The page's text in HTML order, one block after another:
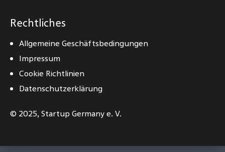
Rechtliches
Allgemeine Geschäftsbedingungen
Impressum
Cookie Richtlinien
Datenschutzerklärung
© 2025,Startup Germany e. V.